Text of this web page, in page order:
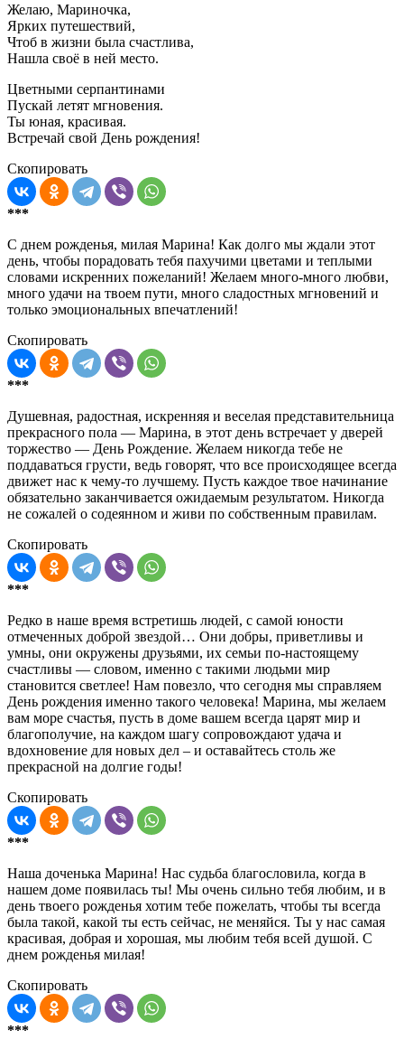
Желаю, Мариночка,
Ярких путешествий,
Чтоб в жизни была счастлива,
Нашла своё в ней место.
Цветными серпантинами
Пускай летят мгновения.
Ты юная, красивая.
Встречай свой День рождения!
Скопировать
***
С днем рожденья, милая Марина! Как долго мы ждали этот
день, чтобы порадовать тебя пахучими цветами и теплыми
словами искренних пожеланий! Желаем много-много любви,
много удачи на твоем пути, много сладостных мгновений и
только эмоциональных впечатлений!
Скопировать
***
Душевная, радостная, искренняя и веселая представительница
прекрасного пола — Марина, в этот день встречает у дверей
торжество — День Рождение. Желаем никогда тебе не
поддаваться грусти, ведь говорят, что все происходящее всегда
движет нас к чему-то лучшему. Пусть каждое твое начинание
обязательно заканчивается ожидаемым результатом. Никогда
не сожалей о содеянном и живи по собственным правилам.
Скопировать
***
Редко в наше время встретишь людей, с самой юности
отмеченных доброй звездой… Они добры, приветливы и
умны, они окружены друзьями, их семьи по-настоящему
счастливы — словом, именно с такими людьми мир
становится светлее! Нам повезло, что сегодня мы справляем
День рождения именно такого человека! Марина, мы желаем
вам море счастья, пусть в доме вашем всегда царят мир и
благополучие, на каждом шагу сопровождают удача и
вдохновение для новых дел – и оставайтесь столь же
прекрасной на долгие годы!
Скопировать
***
Наша доченька Марина! Нас судьба благословила, когда в
нашем доме появилась ты! Мы очень сильно тебя любим, и в
день твоего рожденья хотим тебе пожелать, чтобы ты всегда
была такой, какой ты есть сейчас, не меняйся. Ты у нас самая
красивая, добрая и хорошая, мы любим тебя всей душой. С
днем рожденья милая!
Скопировать
***